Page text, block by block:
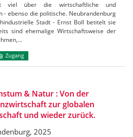
viel über die wirtschaftliche und
- ebenso die politische. Neubrandenburg
Stadt - Ernst Boll betitelt sie
sind ehemalige Wirtschaftsweise der
Zugang
& Natur : Von der
zur globalen
und wieder zurück.
2025